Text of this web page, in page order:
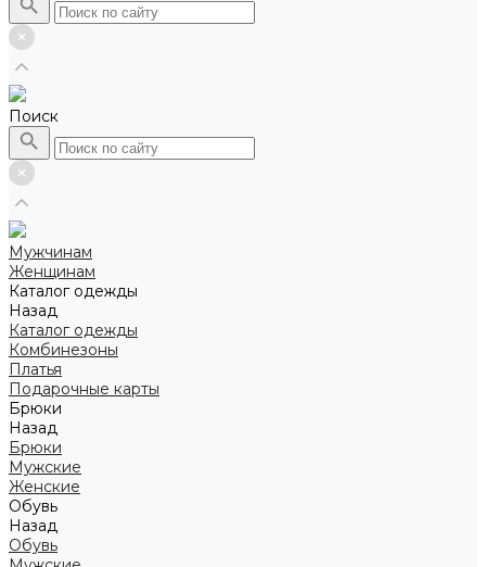
Поиск
Мужчинам
Женщинам
Каталог одежды
Назад
Каталог одежды
Комбинезоны
Платья
Подарочные карты
Брюки
Назад
Брюки
Мужские
Женские
Обувь
Назад
Обувь